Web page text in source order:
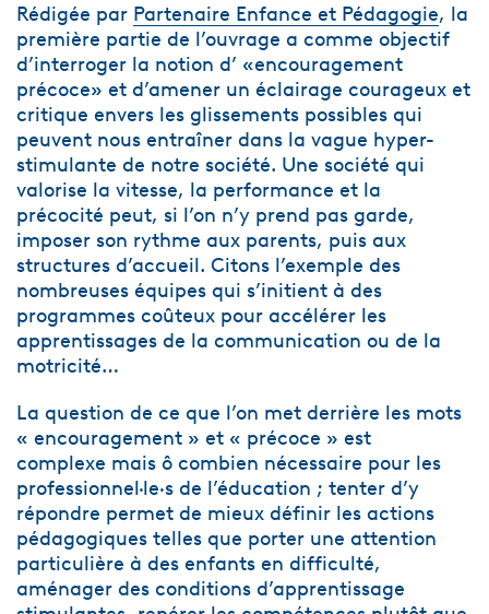
Rédigée par Partenaire Enfance et Pédagogie, la
première partie de l’ouvrage a comme objectif
d’interroger la notion d’ «encouragement
précoce» et d’amener un éclairage courageux et
critique envers les glissements possibles qui
peuvent nous entraîner dans la vague hyper-
stimulante de notre société. Une société qui
valorise la vitesse, la performance et la
précocité peut, si l’on n’y prend pas garde,
imposer son rythme aux parents, puis aux
structures d’accueil. Citons l’exemple des
nombreuses équipes qui s’initient à des
programmes coûteux pour accélérer les
apprentissages de la communication ou de la
motricité…
La question de ce que l’on met derrière les mots
« encouragement » et « précoce » est
complexe mais ô combien nécessaire pour les
professionnel·le·s de l’éducation ; tenter d’y
répondre permet de mieux définir les actions
pédagogiques telles que porter une attention
particulière à des enfants en difficulté,
aménager des conditions d’apprentissage